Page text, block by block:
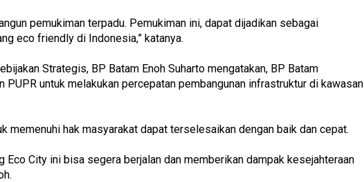
pemukiman terpadu. Pemukiman ini, dapat dijadikan sebagai
eco friendly di Indonesia,” katanya.
Strategis, BP Batam Enoh Suharto mengatakan, BP Batam
PUPR untuk melakukan percepatan pembangunan infrastruktur di kawasan
memenuhi hak masyarakat dapat terselesaikan dengan baik dan cepat.
Eco City ini bisa segera berjalan dan memberikan dampak kesejahteraan